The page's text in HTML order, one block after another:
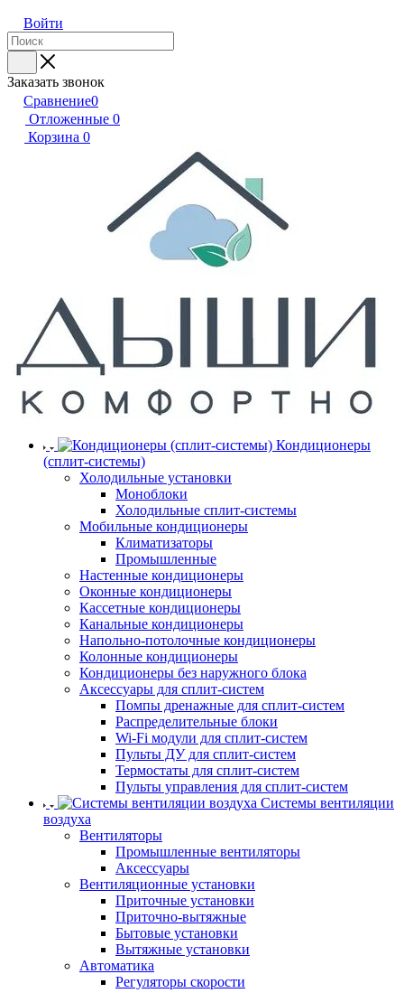
Войти
Заказать звонок
Сравнение0
Отложенные 0
Корзина 0
Кондиционеры
(сплит-системы)
Холодильные установки
Моноблоки
Холодильные сплит-системы
Мобильные кондиционеры
Климатизаторы
Промышленные
Настенные кондиционеры
Оконные кондиционеры
Кассетные кондиционеры
Канальные кондиционеры
Напольно-потолочные кондиционеры
Колонные кондиционеры
Кондиционеры без наружного блока
Аксессуары для сплит-систем
Помпы дренажные для сплит-систем
Распределительные блоки
Wi-Fi модули для сплит-систем
Пульты ДУ для сплит-систем
Термостаты для сплит-систем
Пульты управления для сплит-систем
Системы вентиляции
воздуха
Вентиляторы
Промышленные вентиляторы
Аксессуары
Вентиляционные установки
Приточные установки
Приточно-вытяжные
Бытовые установки
Вытяжные установки
Автоматика
Регуляторы скорости